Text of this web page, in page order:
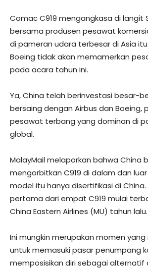
Comac C919 mengangkasa di langit
bersama produsen pesawat
di pameran udara terbesar di Asia
Boeing tidak akan memamerkan
pada acara tahun ini.
Ya, China telah berinvestasi besar-
bersaing dengan Airbus dan Boeing,
pesawat terbang yang dominan di
global.
MalayMail melaporkan bahwa China
mengorbitkan C919 di dalam dan
model itu hanya disertifikasi di
pertama dari empat C919 mulai
China Eastern Airlines (MU) tahun lalu.
Ini mungkin merupakan momen
untuk memasuki pasar penumpang
memposisikan diri sebagai alternatif